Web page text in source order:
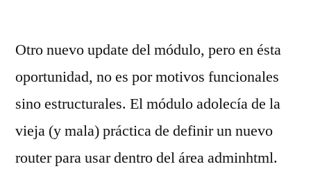
Otro nuevo update del módulo, pero en ésta
oportunidad, no es por motivos funcionales
sino estructurales. El módulo adolecía de la
vieja (y mala) práctica de definir un nuevo
router para usar dentro del área adminhtml.